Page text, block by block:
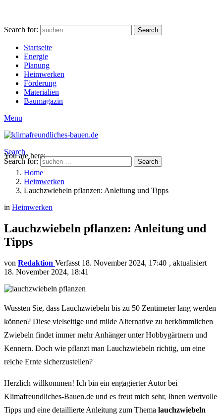
Search for: Search
Startseite
Energie
Planung
Heimwerken
Förderung
Materialien
Baumagazin
Menu
Search
Search for:
Search
You are here:
Home
Heimwerken
Lauchzwiebeln pflanzen: Anleitung und Tipps
in Heimwerken
Lauchzwiebeln pflanzen: Anleitung und
Tipps
von Redaktion 18. November 2024, 17:40
aktualisiert
18. November 2024, 18:41
Wussten Sie, dass Lauchzwiebeln bis zu 50 Zentimeter lang werden
können? Diese vielseitige und milde Alternative zu herkömmlichen
Zwiebeln findet immer mehr Anhänger unter Hobbygärtnern und
Kennern. Doch wie pflanzt man Lauchzwiebeln richtig, um eine
reiche Ernte sicherzustellen?
Herzlich willkommen! Ich bin ein engagierter Autor bei
Klimafreundliches-Bauen.de und es freut mich sehr, Ihnen wertvolle
Tipps und eine detaillierte Anleitung zum Thema lauchzwiebeln